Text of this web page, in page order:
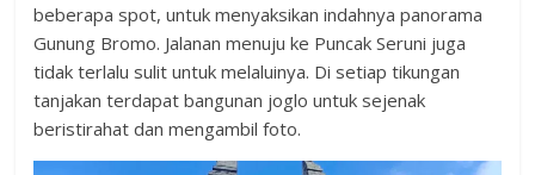
beberapa spot, untuk menyaksikan indahnya panorama
Gunung Bromo. Jalanan menuju ke Puncak Seruni juga
tidak terlalu sulit untuk melaluinya. Di setiap tikungan
tanjakan terdapat bangunan joglo untuk sejenak
beristirahat dan mengambil foto.